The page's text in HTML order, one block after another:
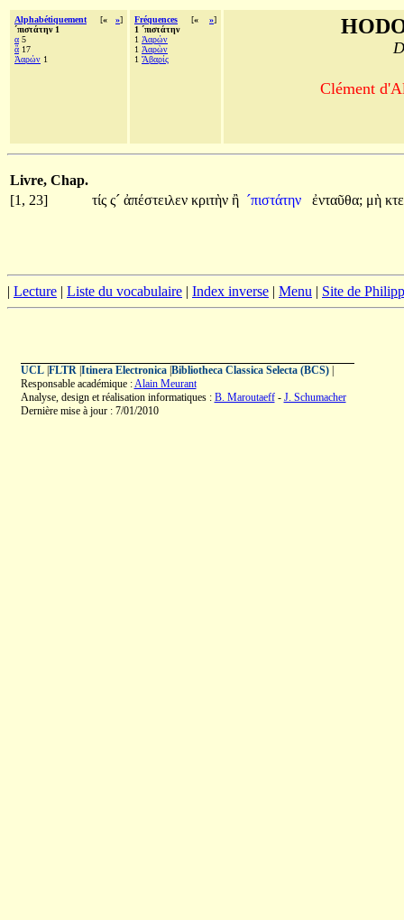
Alphabétiquement [« »]
´πιστάτην 1
α 5
ἃ 17
Ἀαρών 1
Fréquences [« »]
1 ´πιστάτην
1 Ἀαρών
1 Ἀαρὼν
1 Ἄβαρίς
Clément
Livre, Chap.
[1, 23]
τίς ς´ ἀπέστειλεν κριτὴν ἢ ´πιστάτην ἐνταῦθα; μὴ
| Lecture | Liste du vocabulaire | Index inverse | Menu | Site de
UCL| FLTR| Itinera Electronica| Bibliotheca Classica Selecta (BCS)|
Responsable académique :Alain Meurant
Analyse, design et réalisation informatiques : B. Maroutaeff- J. Schumacher
Dernière mise à jour : 7/01/2010